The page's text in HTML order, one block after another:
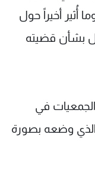
أُثير أخيراً حول
بشأن قضيته
في
الذي وضعه بصورة